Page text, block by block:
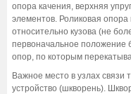
опора качения, верхняя
элементов. Роликовая опора
относительно кузова (не
первоначальное положение
опор, по которым
Важное место в узлах связи
устройство (шкворень).